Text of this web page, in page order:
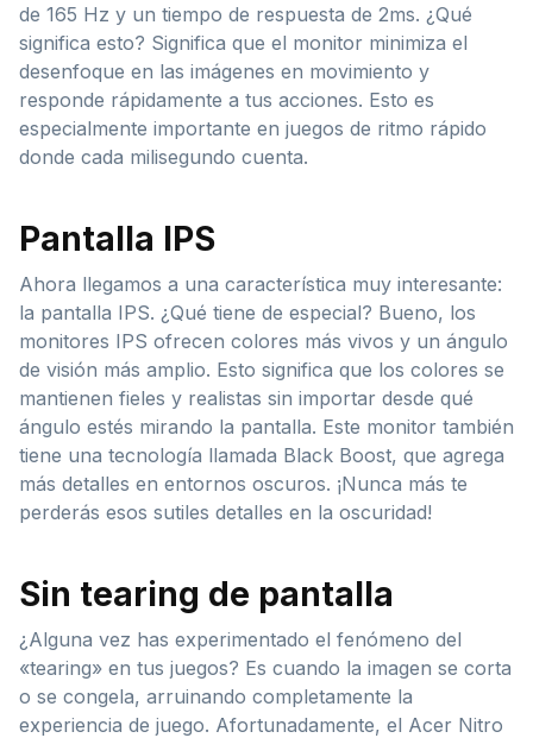
de 165 Hz y un tiempo de respuesta de 2ms. ¿Qué
significa esto? Significa que el monitor minimiza el
desenfoque en las imágenes en movimiento y
responde rápidamente a tus acciones. Esto es
especialmente importante en juegos de ritmo rápido
donde cada milisegundo cuenta.
Pantalla IPS
Ahora llegamos a una característica muy interesante:
la pantalla IPS. ¿Qué tiene de especial? Bueno, los
monitores IPS ofrecen colores más vivos y un ángulo
de visión más amplio. Esto significa que los colores se
mantienen fieles y realistas sin importar desde qué
ángulo estés mirando la pantalla. Este monitor también
tiene una tecnología llamada Black Boost, que agrega
más detalles en entornos oscuros. ¡Nunca más te
perderás esos sutiles detalles en la oscuridad!
Sin tearing de pantalla
¿Alguna vez has experimentado el fenómeno del
«tearing» en tus juegos? Es cuando la imagen se corta
o se congela, arruinando completamente la
experiencia de juego. Afortunadamente, el Acer Nitro